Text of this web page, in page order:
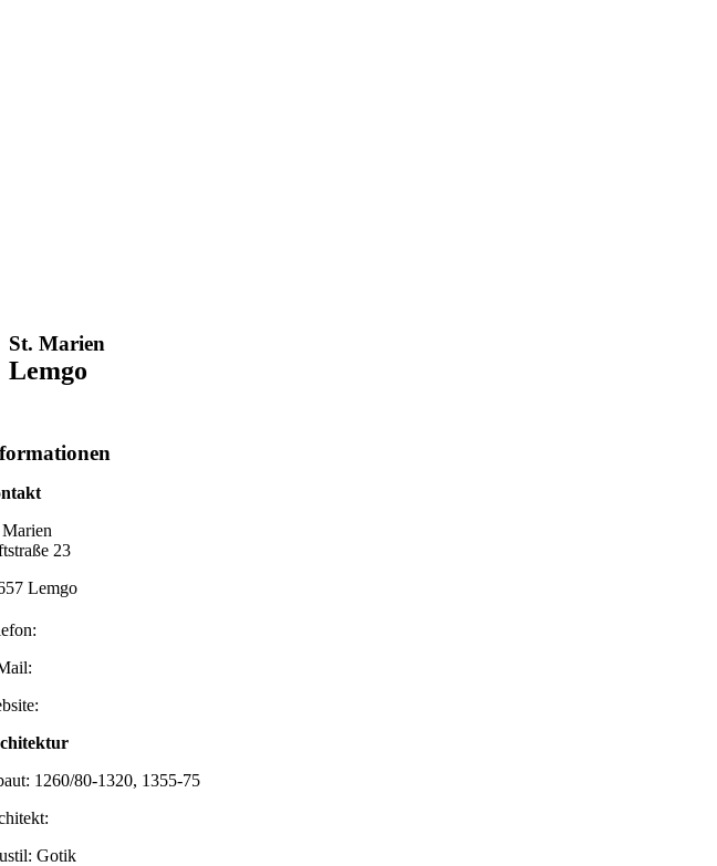
St. Marien
Lemgo
23
Lemgo
1260/80-1320, 1355-75
Gotik